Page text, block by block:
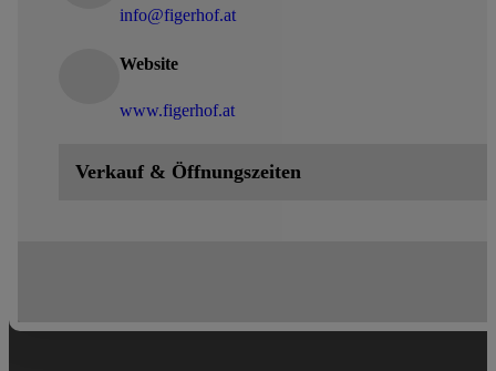
info@figerhof.at
Website
www.figerhof.at
Verkauf & Öffnungszeiten